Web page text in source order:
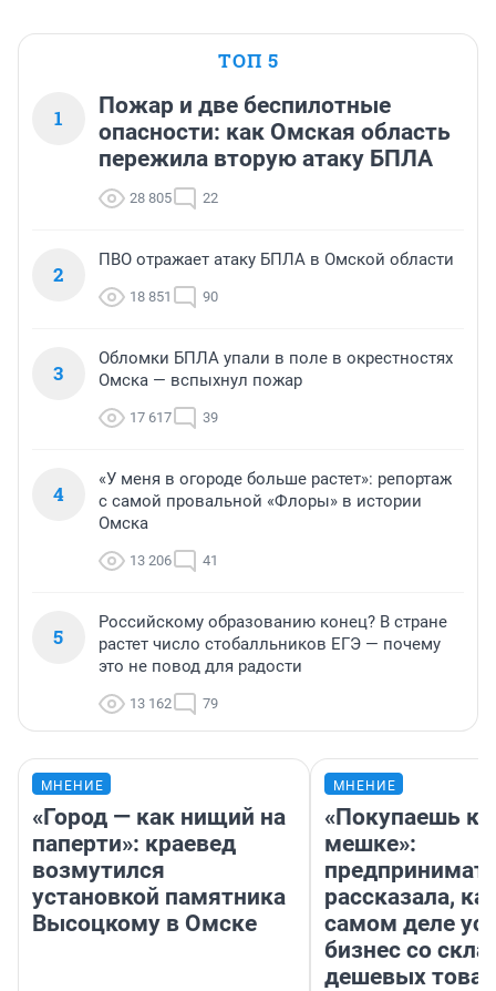
ТОП 5
1
Пожар и две беспилотные
опасности: как Омская область
пережила вторую атаку БПЛА
28 805 22
2
ПВО отражает атаку БПЛА в Омской области
18 851 90
3
Обломки БПЛА упали в поле в окрестностях
Омска — вспыхнул пожар
17 617 39
4
«У меня в огороде больше растет»: репортаж
с самой провальной «Флоры» в истории
Омска
13 206 41
5
Российскому образованию конец? В стране
растет число стобалльников ЕГЭ — почему
это не повод для радости
13 162 79
МНЕНИЕ
«Город — как нищий на
паперти»: краевед
возмутился
установкой памятника
Высоцкому в Омске
МНЕНИЕ
«Покупаешь
мешке»:
рассказала,
самом деле
бизнес со
дешевых